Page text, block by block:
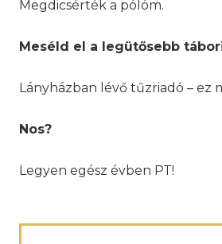
Megdicsérték a pólóm.
Meséld el a legütősebb
Lányházban lévő tűzriadó – ez
Nos?
Legyen egész évben PT!